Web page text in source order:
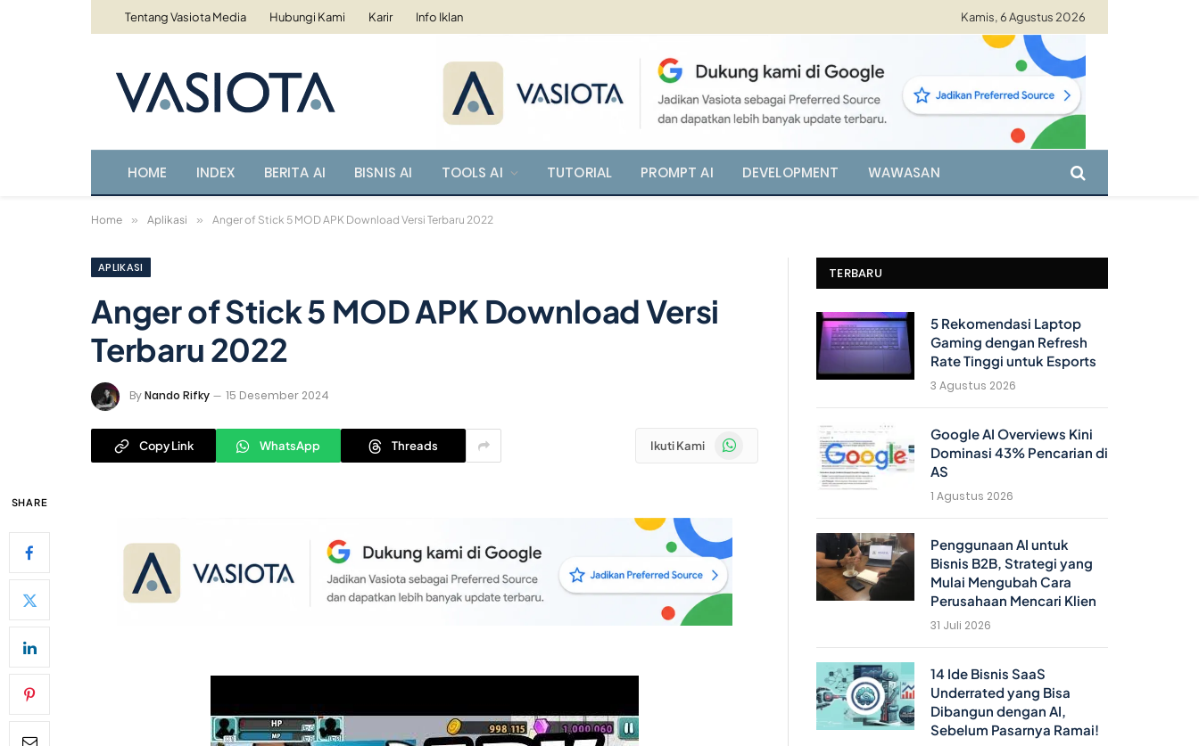
Tentang Vasiota Media Hubungi Kami Karir Info Iklan Kamis, 6 Agustus 2026
HOME INDEX BERITA AI BISNIS AI TOOLS AI TUTORIAL PROMPT AI DEVELOPMENT WAWASAN
Home » Aplikasi » Anger of Stick 5 MOD APK Download Versi Terbaru 2022
APLIKASI
Anger of Stick 5 MOD APK Download Versi
Terbaru 2022
ByNando Rifky 15 Desember 2024
Copy Link WhatsApp Threads Ikuti Kami WhatsApp
SHARE
TERBARU
5 Rekomendasi Laptop
Gaming dengan Refresh
Rate Tinggi untuk Esports
3 Agustus 2026
Google AI Overviews Kini
Dominasi 43% Pencarian di
AS
1 Agustus 2026
Penggunaan AI untuk
Bisnis B2B, Strategi yang
Mulai Mengubah Cara
Perusahaan Mencari Klien
31 Juli 2026
14 Ide Bisnis SaaS
Underrated yang Bisa
Dibangun dengan AI,
Sebelum Pasarnya Ramai!